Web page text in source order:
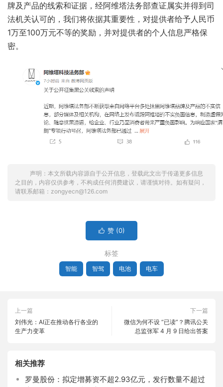
牌及产品的线索和证据，经阿维塔法务部查证属实并得到司
法机关认可的，我们将依据其重要性，对提供者给予人民币
1万至100万元不等的奖励，并对提供者的个人信息严格保
密。
声明：本文所载内容源自于公开信息，登载此文出于传递更多信息
之目的，内容仅供参考，不构成任何消费建议，请谨慎对待。如有疑问，
请联系邮箱：zongyecn@126.com
 赞 (0)
标签
智能 智驾 电池 电车
上一篇
刘伟光：AI正在推动各行各业的
生产力变革
下一篇
微信为何不设 “已读”？腾讯公关
总监张军 4 月 9 日给出答案
相关推荐
罗曼股份：拟定增募资不超2.93亿元，发行数量不超过